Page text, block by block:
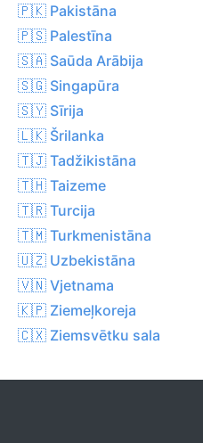
🇵🇰 Pakistāna
🇵🇸 Palestīna
🇸🇦 Saūda Arābija
🇸🇬 Singapūra
🇸🇾 Sīrija
🇱🇰 Šrilanka
🇹🇯 Tadžikistāna
🇹🇭 Taizeme
🇹🇷 Turcija
🇹🇲 Turkmenistāna
🇺🇿 Uzbekistāna
🇻🇳 Vjetnama
🇰🇵 Ziemeļkoreja
🇨🇽 Ziemsvētku sala